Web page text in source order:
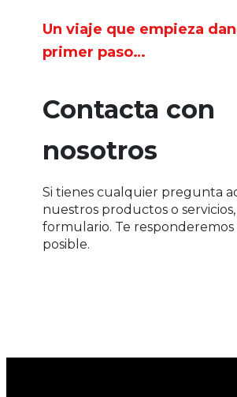
Un viaje que empieza
primer paso…
Contacta con
nosotros
Si tienes cualquier pregunta
nuestros productos o
formulario. Te responderemos
posible.